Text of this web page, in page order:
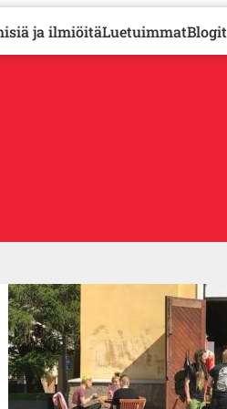
ja ilmiöitäLuetuimmatBlogit